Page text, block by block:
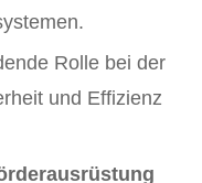
Rolle bei der
und Effizienz